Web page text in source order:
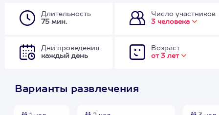
Длительность
75 мин.
Число участников
3 человека
Дни проведения
каждый день
Возраст
от 3 лет
Варианты развлечения